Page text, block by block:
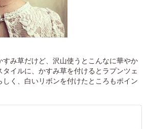
すみ草だけど、沢山使うとこんなに華やか
イルに、かすみ草を付けるとラプンツェ
く、白いリボンを付けたところもポイン